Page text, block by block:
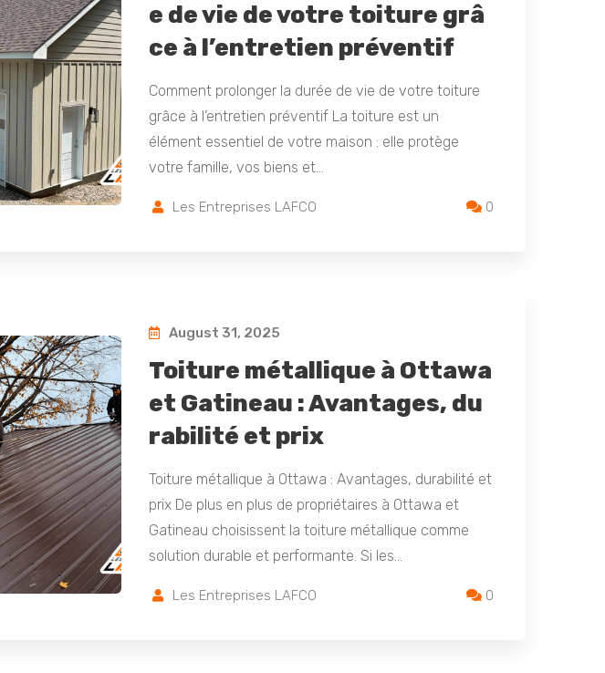
e de vie de votre toiture grâ
ce à l’entretien préventif
Comment prolonger la durée de vie de votre toiture
grâce à l’entretien préventif La toiture est un
élément essentiel de votre maison : elle protège
votre famille, vos biens et…
Les Entreprises LAFCO 0
August 31, 2025
Toiture métallique à Ottawa
et Gatineau : Avantages, du
rabilité et prix
Toiture métallique à Ottawa : Avantages, durabilité et
prix De plus en plus de propriétaires à Ottawa et
Gatineau choisissent la toiture métallique comme
solution durable et performante. Si les…
Les Entreprises LAFCO 0